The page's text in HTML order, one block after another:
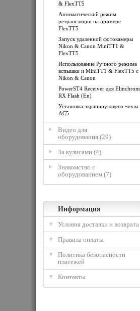
& FlexTT5
Автоматический режим
ретрансляции на примере
FlexTT5
Запуск удаленной фотокамеры
Nikon & Canon MiniTT1 &
FlexTT5
Использование Ручного режима
вспышки и MiniTT1 & FlexTT5 с
Nikon & Canon
PowerST4 Receiver для Elinchrom
RX Flash (En)
Установка экранирующего чехла
AC5
Видео для
оборудования (29)
За кулисами (4)
Знакомство с
оборудованием (7)
Информация
Условия доставки и возврата
Правила оплаты
Политика безопасности
платежей
Контакты